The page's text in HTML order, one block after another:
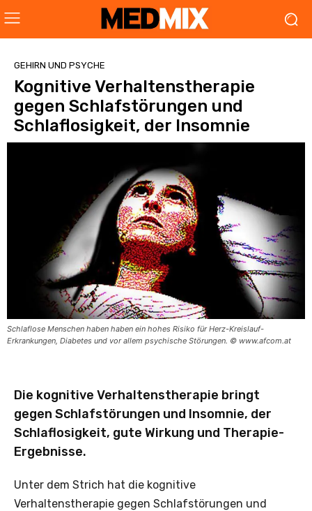
GEHIRN UND PSYCHE
Kognitive Verhaltenstherapie
gegen Schlafstörungen und
Schlaflosigkeit, der Insomnie
Schlaflose Menschen haben haben ein hohes Risiko für Herz-Kreislauf-
Erkrankungen, Diabetes und vor allem psychische Störungen. © www.afcom.at
Die kognitive Verhaltenstherapie bringt
gegen Schlafstörungen und Insomnie, der
Schlaflosigkeit, gute Wirkung und Therapie-
Ergebnisse.
Unter dem Strich hat die kognitive
Verhaltenstherapie gegen Schlafstörungen und